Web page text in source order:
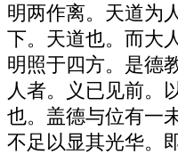
明两作离。天道为
下。天道也。而大
明照于四方。是德
人者。义已见前。
也。盖德与位有一
不足以显其光华。